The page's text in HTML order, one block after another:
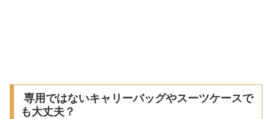
専用ではないキャリーバッグやスーツケースで
も大丈夫？